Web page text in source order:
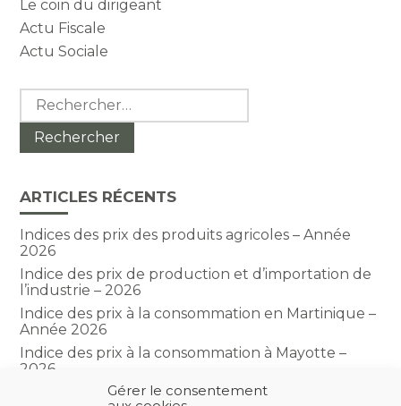
Gérer le consentement
Le coin du dirigeant
Actu Fiscale
Actu Sociale
Rechercher :
ARTICLES RÉCENTS
Indices des prix des produits agricoles – Année
2026
Indice des prix de production et d’importation de
l’industrie – 2026
Indice des prix à la consommation en Martinique –
Année 2026
Indice des prix à la consommation à Mayotte –
2026
Indice du climat des affaires dans le BTP – Année